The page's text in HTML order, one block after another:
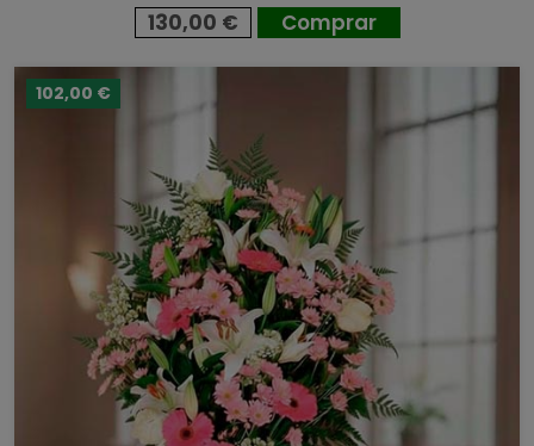
130,00 € Comprar
102,00 €